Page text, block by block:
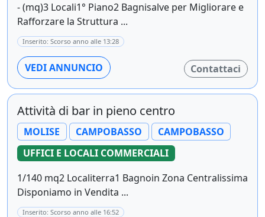
- (mq)3 Locali1° Piano2 Bagnisalve per Migliorare e
Rafforzare la Struttura ...
Inserito: Scorso anno alle 13:28
VEDI ANNUNCIO Contattaci
Attività di bar in pieno centro
MOLISE CAMPOBASSO
CAMPOBASSO
UFFICI E LOCALI COMMERCIALI
1/140 mq2 Localiterra1 Bagnoin Zona Centralissima
Disponiamo in Vendita ...
Inserito: Scorso anno alle 16:52